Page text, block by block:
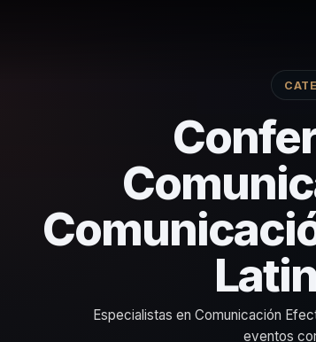
Especialistas en Comunicación
eventos